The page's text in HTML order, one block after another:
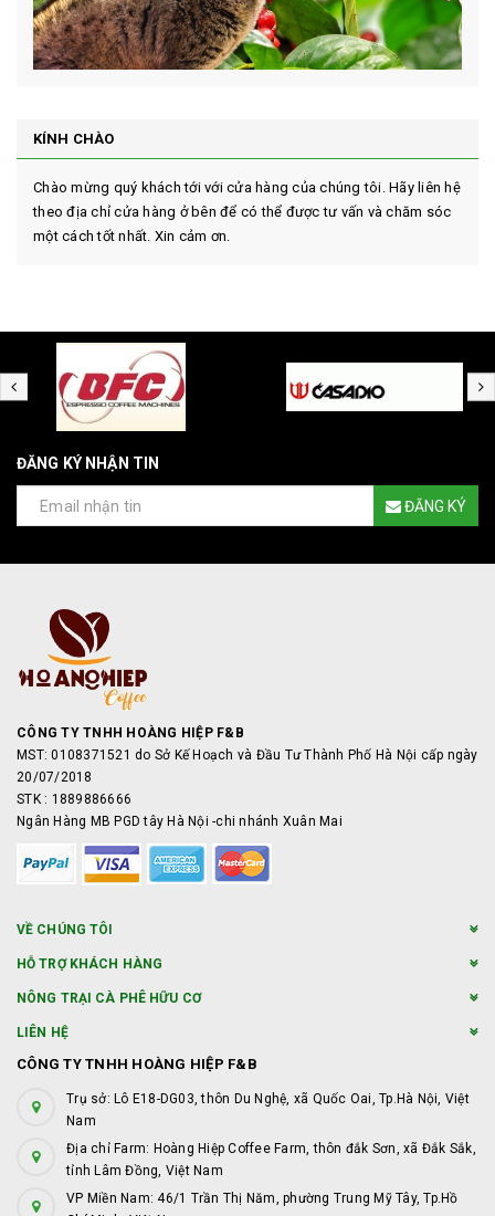
KÍNH CHÀO
Chào mừng quý khách tới với cửa hàng của chúng tôi. Hãy liên hệ
theo địa chỉ cửa hàng ở bên để có thể được tư vấn và chăm sóc
một cách tốt nhất. Xin cảm ơn.
ĐĂNG KÝ NHẬN TIN
ĐĂNG KÝ
CÔNG TY TNHH HOÀNG HIỆP F&B
MST: 0108371521 do Sở Kế Hoạch và Đầu Tư Thành Phố Hà Nội cấp ngày
20/07/2018
STK : 1889886666
Ngân Hàng MB PGD tây Hà Nội -chi nhánh Xuân Mai
VỀ CHÚNG TÔI
HỖ TRỢ KHÁCH HÀNG
NÔNG TRẠI CÀ PHÊ HỮU CƠ
LIÊN HỆ
CÔNG TY TNHH HOÀNG HIỆP F&B
Trụ sở: Lô E18-DG03, thôn Du Nghệ, xã Quốc Oai, Tp.Hà Nội, Việt
Nam
Địa chỉ Farm: Hoàng Hiệp Coffee Farm, thôn đắk Sơn, xã Đắk Sắk,
tỉnh Lâm Đồng, Việt Nam
VP Miền Nam: 46/1 Trần Thị Năm, phường Trung Mỹ Tây, Tp.Hồ